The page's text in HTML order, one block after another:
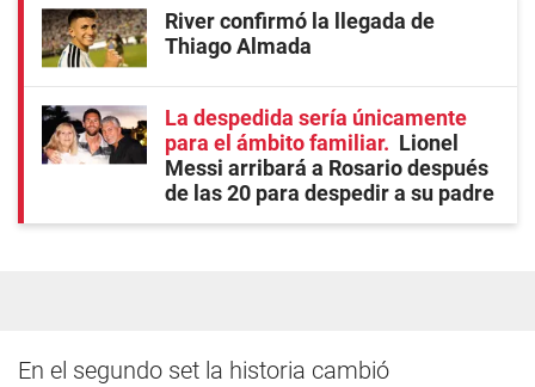
River confirmó la llegada de
Thiago Almada
La despedida sería únicamente
para el ámbito familiar
Lionel
Messi arribará a Rosario después
de las 20 para despedir a su padre
En el segundo set la historia cambió